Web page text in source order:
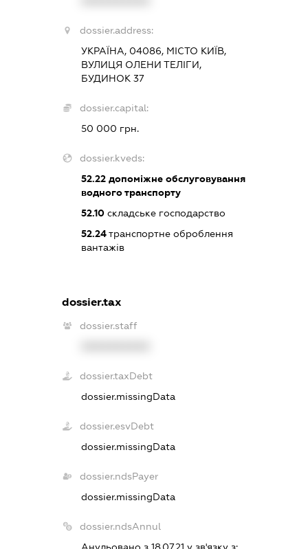
dossier.address:
УКРАЇНА, 04086, МІСТО КИЇВ,
ВУЛИЦЯ ОЛЕНИ ТЕЛІГИ,
БУДИНОК 37
dossier.capital:
50 000 грн.
dossier.kveds:
52.22 допоміжне обслуговування
водного транспорту
52.10 складське господарство
52.24транспортне оброблення
вантажів
dossier.tax
dossier.staff
dossier.taxDebt
dossier.missingData
dossier.esvDebt
dossier.missingData
dossier.ndsPayer
dossier.missingData
dossier.ndsAnnul
Анульовано з 18.07.21 у зв'язку з: